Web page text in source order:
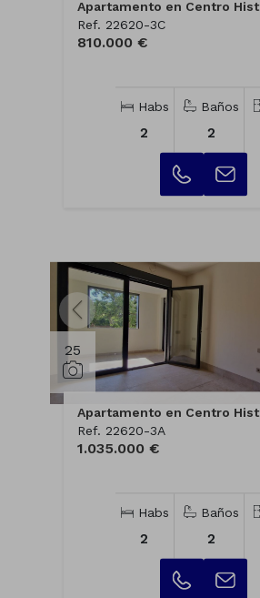
Ref. 22620-3C
810.000 €
Habs
2
Baños
2
25
Ref. 22620-3A
1.035.000 €
Habs
2
Baños
2